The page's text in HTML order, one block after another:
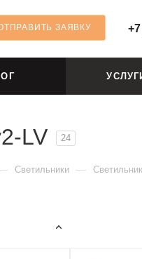
ЗАЯВКУ
LV 24
Светильники —